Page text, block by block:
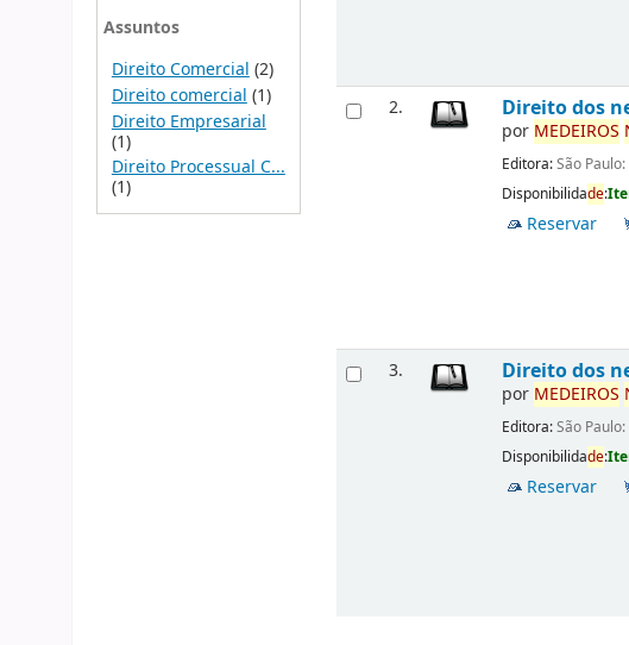
Assuntos
Direito Comercial (2)
Direito comercial (1)
Direito Empresarial
(1)
Direito Processual C...
(1)
2. Direito dos
por MEDEIROS
Editora:São Paulo:
Disponibilidade:
Reservar
3. Direito dos
por MEDEIROS
Editora:São Paulo:
Disponibilidade:
Reservar